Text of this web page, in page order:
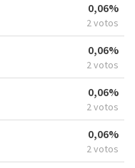
0,06%
2 votos
0,06%
2 votos
0,06%
2 votos
0,06%
2 votos